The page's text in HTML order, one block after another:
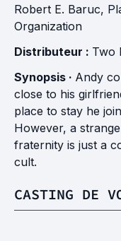
Robert E. Baruc,
Organization
Distributeur : Two
Synopsis · Andy
close to his
place to stay he
However, a
fraternity is just a
cult.
CASTING DE